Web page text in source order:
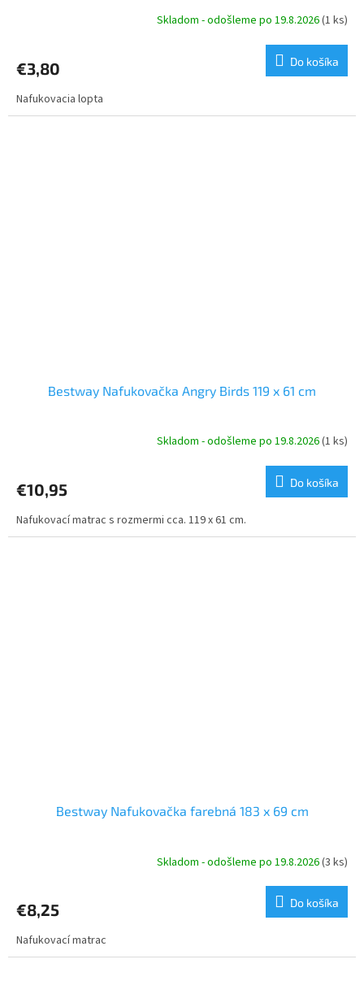
Skladom - odošleme po 19.8.2026(1 ks)
€3,80 Do košíka
Nafukovacia lopta
Bestway Nafukovačka Angry Birds 119 x 61 cm
Skladom - odošleme po 19.8.2026(1 ks)
€10,95 Do košíka
Nafukovací matrac s rozmermi cca. 119 x 61 cm.
Bestway Nafukovačka farebná 183 x 69 cm
Skladom - odošleme po 19.8.2026(3 ks)
€8,25 Do košíka
Nafukovací matrac